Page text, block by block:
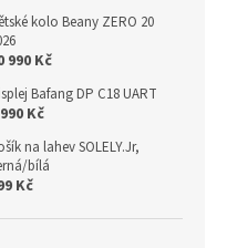
kolo Beany ZERO 20
990 Kč
Bafang DP C18 UART
Kč
na lahev SOLELY.Jr,
bílá
Kč